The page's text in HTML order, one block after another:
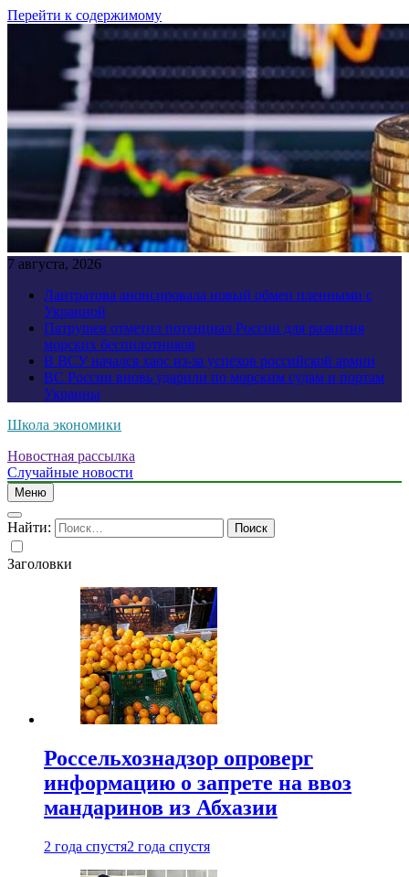
Перейти к содержимому
7 августа, 2026
Лантратова анонсировала новый обмен пленными с
Украиной
Патрушев отметил потенциал России для развития
морских беспилотников
В ВСУ начался хаос из-за успехов российской армии
ВС России вновь ударили по морским судам и портам
Украины
Школа экономики
Новостная рассылка
Случайные новости
Меню
Найти:
Заголовки
Россельхознадзор опроверг
информацию о запрете на ввоз
мандаринов из Абхазии
2 года спустя2 года спустя